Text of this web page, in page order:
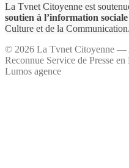
La Tvnet Citoyenne est
soutien à l’information
Culture et de la Communication.
© 2026 La Tvnet Citoyenne —
Reconnue Service de Presse
Lumos agence